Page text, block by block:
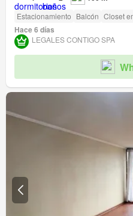
Estacionamiento Balcón Closet
Hace 6 días
LEGALES CONTIGO SPA